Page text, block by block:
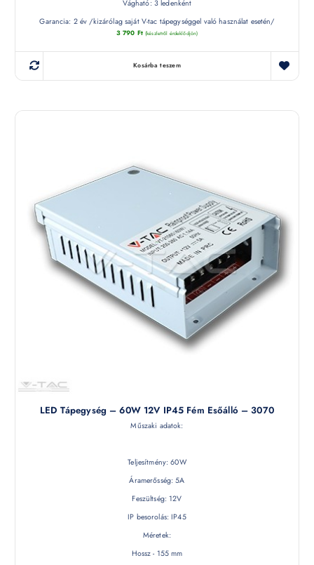
Vágható: 3 ledenként
Garancia: 2 év /kizárólag saját V-tac tápegységgel való használat esetén/
3 790 Ft (készletről érdeklődjön)
Kosárba teszem
LED Tápegység – 60W 12V IP45 Fém Esőálló – 3070
Műszaki adatok:
Teljesítmény: 60W
Áramerősség: 5A
Feszültség: 12V
IP besorolás: IP45
Méretek:
Hossz - 155 mm